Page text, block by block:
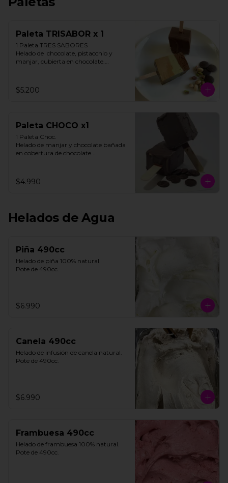
Paleta TRISABOR x 1
1 Paleta TRES SABORES
Helado de  chocolate, pistacchio y
manjar, cubierta en chocolate.
**FOTO REFERENCIAL**
$5.200
Paleta CHOCO x1
1 Paleta Choc.
Helado de manjar y chocolate bañada
en cobertura de chocolate.
$4.990
Helados de Agua
Piña 490cc
Helado de piña 100% natural.
Pote de 490cc.
$6.990
Canela 490cc
Helado de infusión de canela natural.
Pote de 490cc.
$6.990
Frambuesa 490cc
Helado de frambuesa 100% natural.
Pote de 490cc.